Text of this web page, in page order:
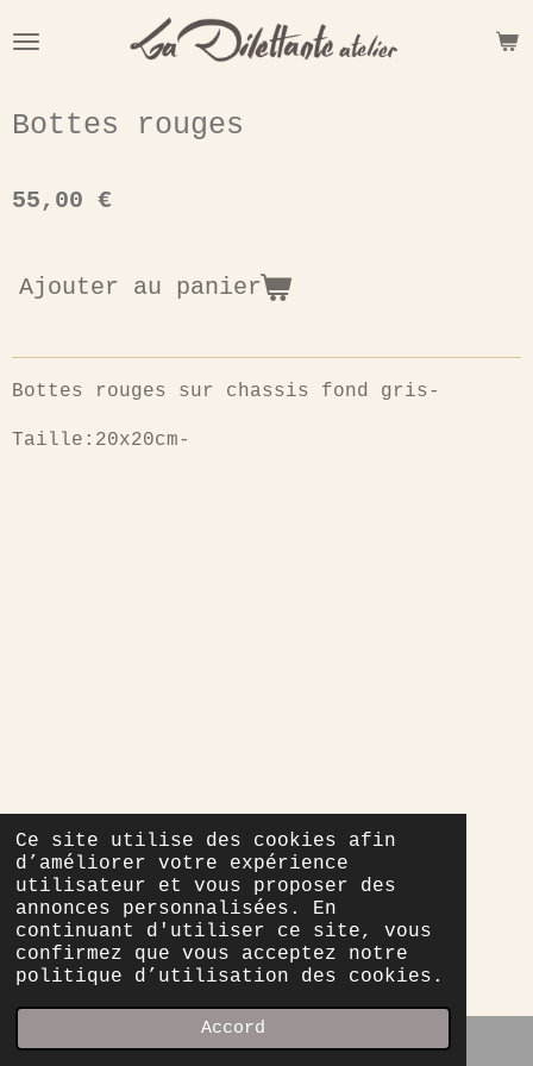
Ce site utilise des cookies afin
d’améliorer votre expérience
utilisateur et vous proposer des
annonces personnalisées. En
continuant d'utiliser ce site, vous
confirmez que vous acceptez notre
politique d’utilisation des cookies.
Accord
au
principal
Bottes rouges
55,00 €
Ajouter au panier
Bottes rouges sur chassis fond gris-
Taille:20x20cm-